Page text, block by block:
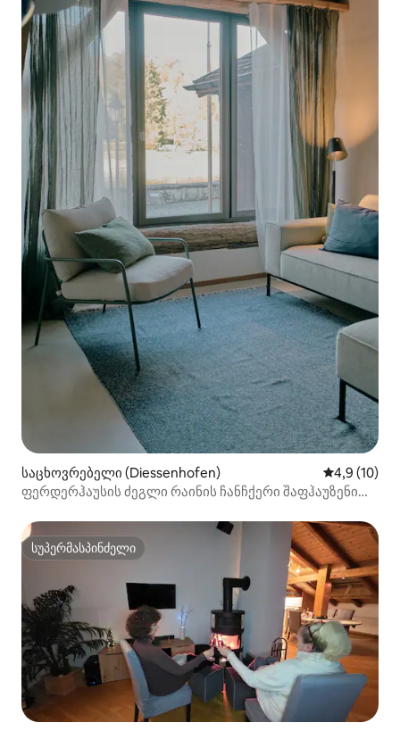
საცხოვრებელი (Diessenhofen) საშუალო
4,9 (10)
ფერდერჰაუსის ძეგლი რაინის ჩანჩქერი შაფჰაუზენი
სუპერმასპინძელი
სუპერმასპინძელი